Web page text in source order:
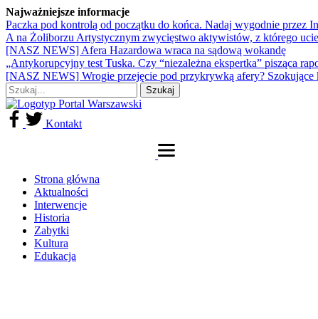
Najważniejsze informacje
Paczka pod kontrolą od początku do końca. Nadaj wygodnie przez
A na Żoliborzu Artystycznym zwycięstwo aktywistów, z którego
[NASZ NEWS] Afera Hazardowa wraca na sądową wokandę
„Antykorupcyjny test Tuska. Czy “niezależna ekspertka” pisząca
[NASZ NEWS] Wrogie przejęcie pod przykrywką afery?
Kontakt
Strona główna
Aktualności
Interwencje
Historia
Zabytki
Kultura
Edukacja